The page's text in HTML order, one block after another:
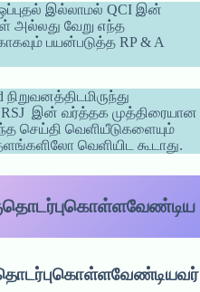
இல்லாமல் QCI இன்
அல்லது வேறு எந்த
பயன்படுத்த RP & A
நிறுவனத்திடமிருந்து
RSJ இன் வர்த்தக முத்திரையான
செய்தி வெளியீடுகளையும்
வெளியிட கூடாது.